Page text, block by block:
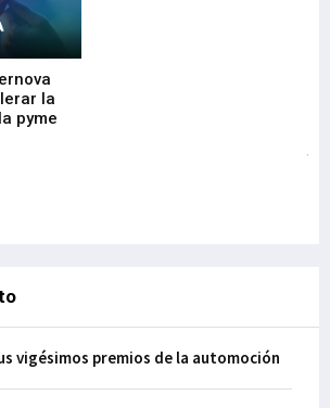
la
pyme
vigésimos premios de la automoción